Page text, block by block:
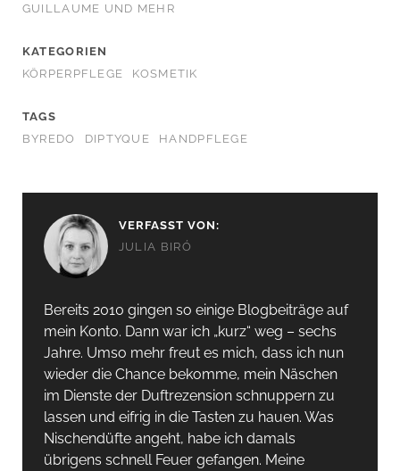
UILLAUME UND MEHR
KATEGORIEN
KÖRPERPFLEGE
KOSMETIK
TAGS
BYREDO
DIPTYQUE HANDPFLEGE
VERFASST VON:
JULIA BIRÓ
Bereits 2010 gingen so einige Blogbeiträge auf
mein Konto. Dann war ich „kurz“ weg – sechs
Jahre. Umso mehr freut es mich, dass ich nun
wieder die Chance bekomme, mein Näschen
im Dienste der Duftrezension schnuppern zu
lassen und eifrig in die Tasten zu hauen. Was
Nischendüfte angeht, habe ich damals
übrigens schnell Feuer gefangen. Meine